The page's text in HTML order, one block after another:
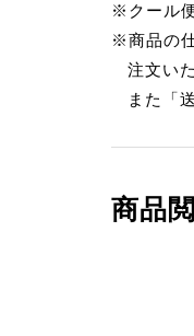
※クール
※商品の
注文い
また「
商品